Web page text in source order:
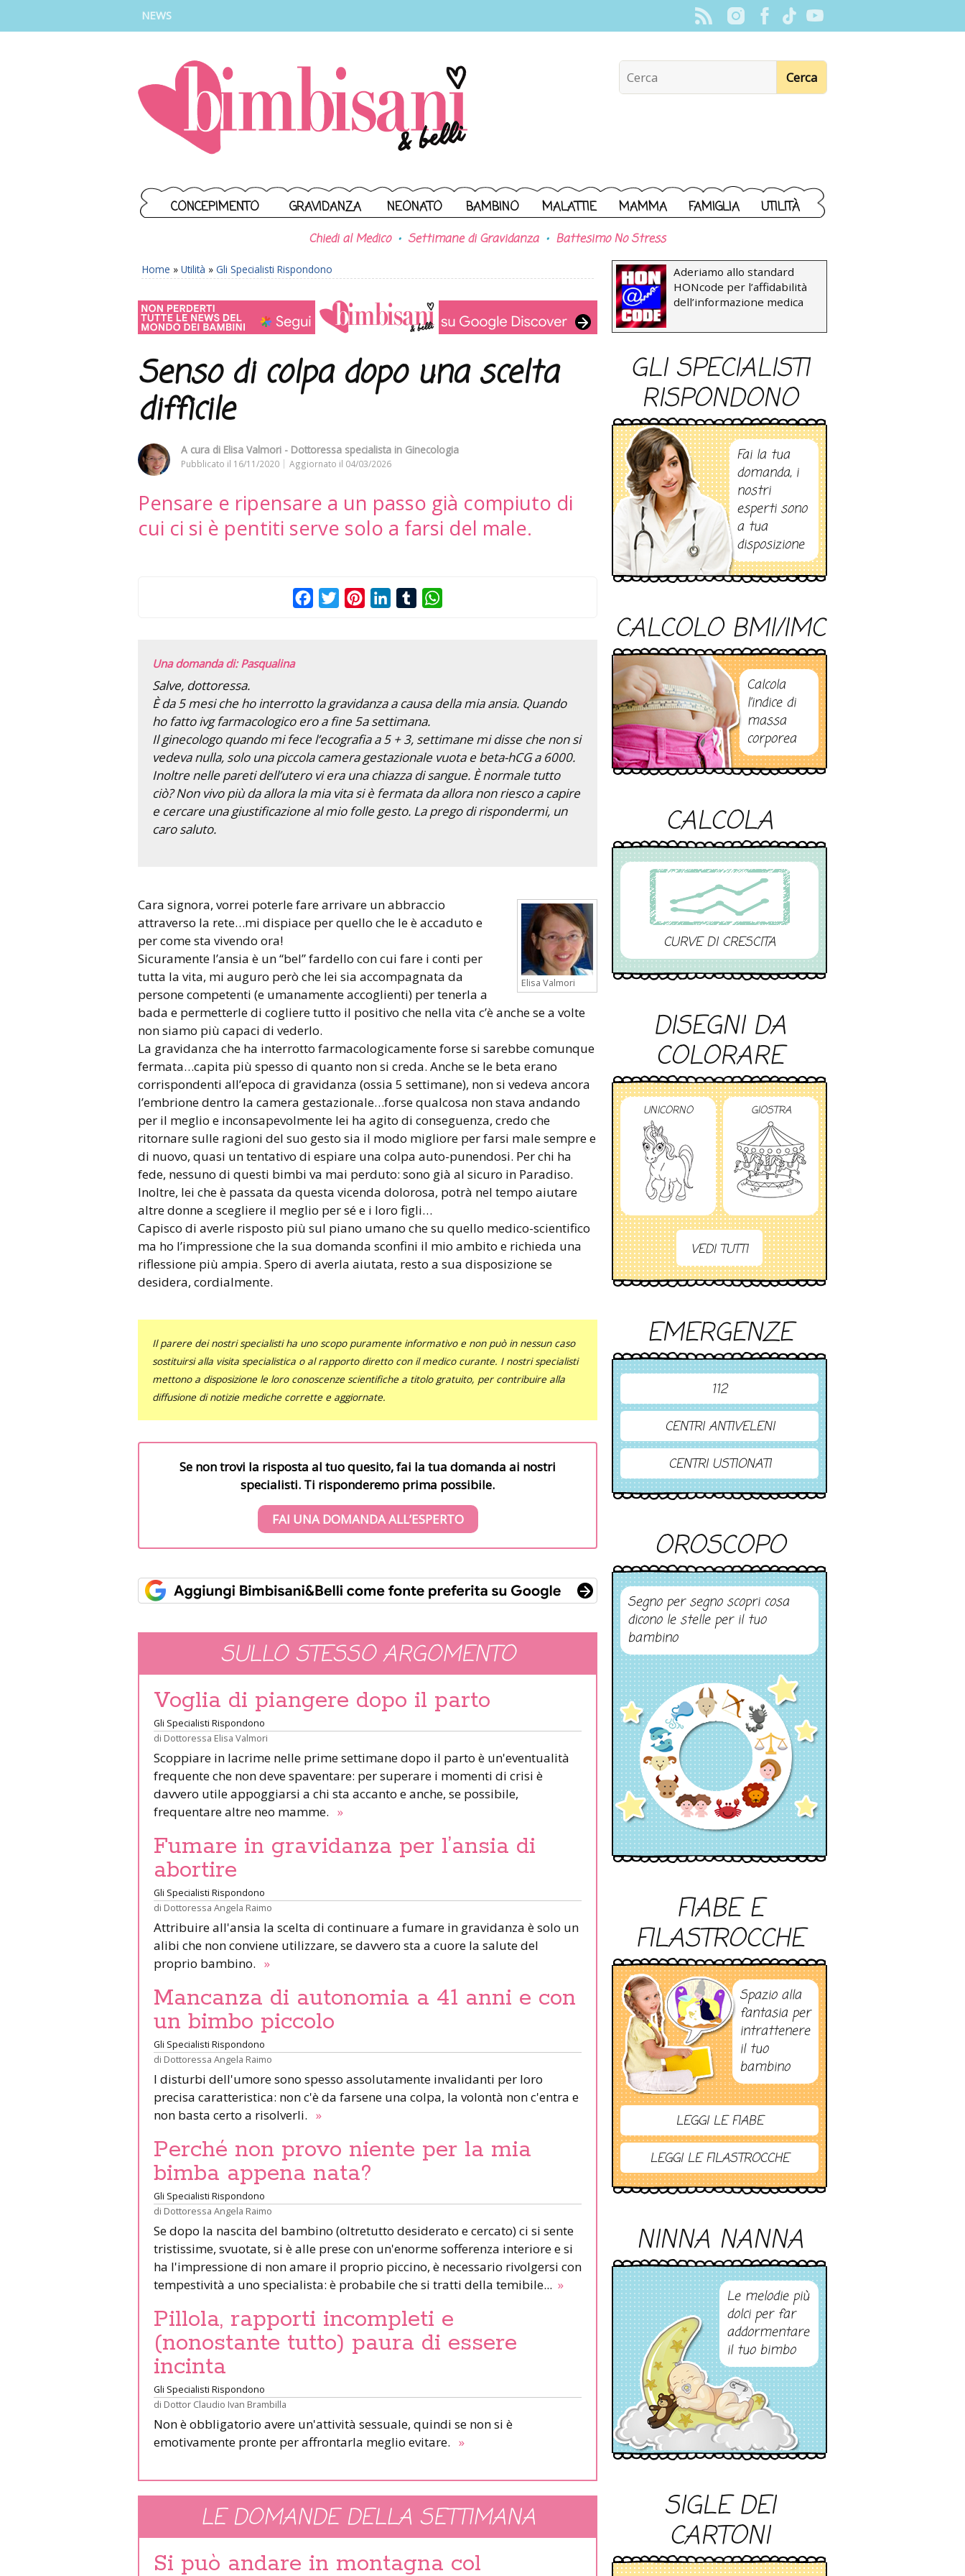
NEWS
CONCEPIMENTO GRAVIDANZA NEONATO BAMBINO MALATTIE MAMMA FAMIGLIA UTILITÀ
Chiedi al Medico Settimane di Gravidanza Battesimo No Stress
Home » Utilità » Gli Specialisti Rispondono
Senso di colpa dopo una scelta
difficile
A cura di Elisa Valmori - Dottoressa specialista in Ginecologia
Pubblicato il 16/11/2020 Aggiornato il 04/03/2026
Pensare e ripensare a un passo già compiuto di
cui ci si è pentiti serve solo a farsi del male.
FacebookTwitterPinterestLinkedInTumblr
Una domanda di: Pasqualina
Salve, dottoressa.
È da 5 mesi che ho interrotto la gravidanza a causa della mia ansia. Quando
ho fatto ivg farmacologico ero a fine 5a settimana.
Il ginecologo quando mi fece l’ecografia a 5 + 3, settimane mi disse che non si
vedeva nulla, solo una piccola camera gestazionale vuota e beta-hCG a 6000.
Inoltre nelle pareti dell’utero vi era una chiazza di sangue. È normale tutto
ciò? Non vivo più da allora la mia vita si è fermata da allora non riesco a capire
e cercare una giustificazione al mio folle gesto. La prego di rispondermi, un
caro saluto.
Elisa Valmori
Cara signora, vorrei poterle fare arrivare un abbraccio
attraverso la rete…mi dispiace per quello che le è accaduto e
per come sta vivendo ora!
Sicuramente l’ansia è un “bel” fardello con cui fare i conti per
tutta la vita, mi auguro però che lei sia accompagnata da
persone competenti (e umanamente accoglienti) per tenerla a
bada e permetterle di cogliere tutto il positivo che nella vita c’è anche se a volte
non siamo più capaci di vederlo.
La gravidanza che ha interrotto farmacologicamente forse si sarebbe comunque
fermata…capita più spesso di quanto non si creda. Anche se le beta erano
corrispondenti all’epoca di gravidanza (ossia 5 settimane), non si vedeva ancora
l’embrione dentro la camera gestazionale…forse qualcosa non stava andando
per il meglio e inconsapevolmente lei ha agito di conseguenza, credo che
ritornare sulle ragioni del suo gesto sia il modo migliore per farsi male sempre e
di nuovo, quasi un tentativo di espiare una colpa auto-punendosi. Per chi ha
fede, nessuno di questi bimbi va mai perduto: sono già al sicuro in Paradiso.
Inoltre, lei che è passata da questa vicenda dolorosa, potrà nel tempo aiutare
altre donne a scegliere il meglio per sé e i loro figli…
Capisco di averle risposto più sul piano umano che su quello medico-scientifico
ma ho l’impressione che la sua domanda sconfini il mio ambito e richieda una
riflessione più ampia. Spero di averla aiutata, resto a sua disposizione se
desidera, cordialmente.
Il parere dei nostri specialisti ha uno scopo puramente informativo e non può in nessun caso
sostituirsi alla visita specialistica o al rapporto diretto con il medico curante. I nostri specialisti
mettono a disposizione le loro conoscenze scientifiche a titolo gratuito, per contribuire alla
diffusione di notizie mediche corrette e aggiornate.
Se non trovi la risposta al tuo quesito, fai la tua domanda ai nostri
specialisti. Ti risponderemo prima possibile.
FAI UNA DOMANDA ALL’ESPERTO
SULLO STESSO ARGOMENTO
Voglia di piangere dopo il parto
Gli Specialisti Rispondono
di Dottoressa Elisa Valmori
Scoppiare in lacrime nelle prime settimane dopo il parto è un'eventualità
frequente che non deve spaventare: per superare i momenti di crisi è
davvero utile appoggiarsi a chi sta accanto e anche, se possibile,
frequentare altre neo mamme. »
Fumare in gravidanza per l’ansia di
abortire
Gli Specialisti Rispondono
di Dottoressa Angela Raimo
Attribuire all'ansia la scelta di continuare a fumare in gravidanza è solo un
alibi che non conviene utilizzare, se davvero sta a cuore la salute del
proprio bambino. »
Mancanza di autonomia a 41 anni e con
un bimbo piccolo
Gli Specialisti Rispondono
di Dottoressa Angela Raimo
I disturbi dell'umore sono spesso assolutamente invalidanti per loro
precisa caratteristica: non c'è da farsene una colpa, la volontà non c'entra e
non basta certo a risolverli. »
Perché non provo niente per la mia
bimba appena nata?
Gli Specialisti Rispondono
di Dottoressa Angela Raimo
Se dopo la nascita del bambino (oltretutto desiderato e cercato) ci si sente
tristissime, svuotate, si è alle prese con un'enorme sofferenza interiore e si
ha l'impressione di non amare il proprio piccino, è necessario rivolgersi con
tempestività a uno specialista: è probabile che si tratti della temibile... »
Pillola, rapporti incompleti e
(nonostante tutto) paura di essere
incinta
Gli Specialisti Rispondono
di Dottor Claudio Ivan Brambilla
Non è obbligatorio avere un'attività sessuale, quindi se non si è
emotivamente pronte per affrontarla meglio evitare. »
LE DOMANDE DELLA SETTIMANA
Si può andare in montagna col
Aderiamo allo standard
HONcode per l’affidabilità
dell’informazione medica
GLI SPECIALISTI
RISPONDONO
Fai la tua
domanda, i
nostri
esperti sono
a tua
disposizione
CALCOLO BMI/IMC
Calcola
l’indice di
massa
corporea
CALCOLA
CURVE DI CRESCITA
DISEGNI DA
COLORARE
UNICORNO GIOSTRA
VEDI TUTTI
EMERGENZE
112
CENTRI ANTIVELENI
CENTRI USTIONATI
OROSCOPO
Segno per segno scopri cosa
dicono le stelle per il tuo
bambino
FIABE E
FILASTROCCHE
Spazio alla
fantasia per
intrattenere
il tuo
bambino
LEGGI LE FIABE
LEGGI LE FILASTROCCHE
NINNA NANNA
Le melodie più
dolci per far
addormentare
il tuo bimbo
SIGLE DEI
CARTONI